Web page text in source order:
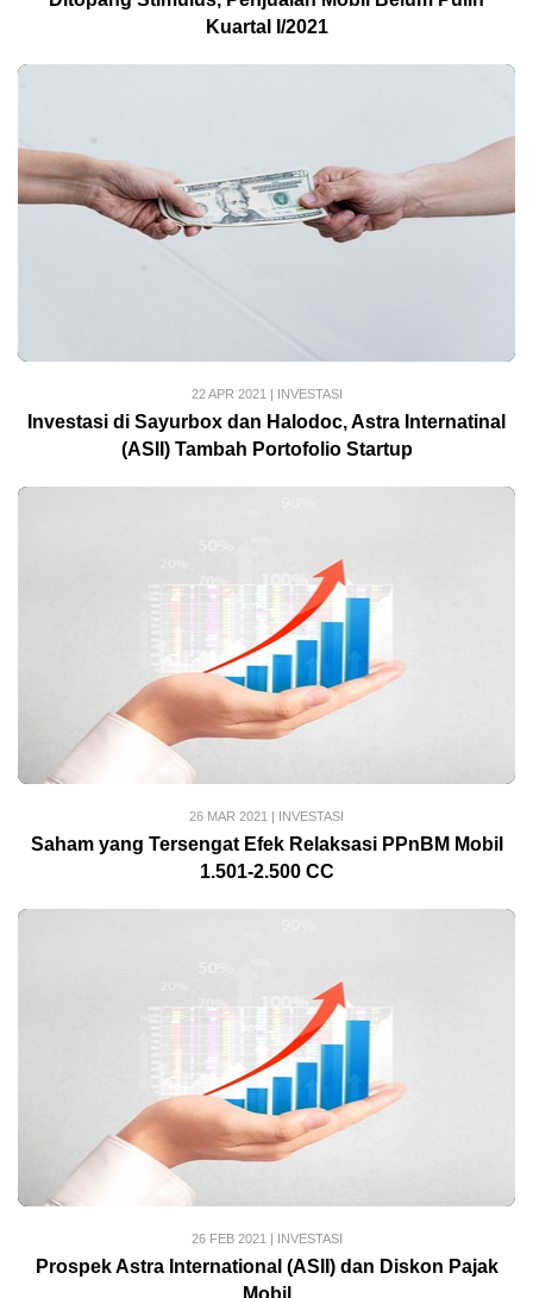
Kuartal I/2021
22 APR 2021 | INVESTASI
Investasi di Sayurbox dan Halodoc, Astra Internatinal
(ASII) Tambah Portofolio Startup
26 MAR 2021 | INVESTASI
Saham yang Tersengat Efek Relaksasi PPnBM Mobil
1.501-2.500 CC
26 FEB 2021 | INVESTASI
Prospek Astra International (ASII) dan Diskon Pajak
Mobil